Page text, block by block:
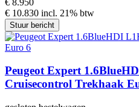
€ 10.830 incl. 21% btw
Stuur bericht
Peugeot Expert
Cruisecontrol Trekhaak